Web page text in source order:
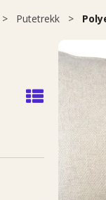
> Putetrekk >